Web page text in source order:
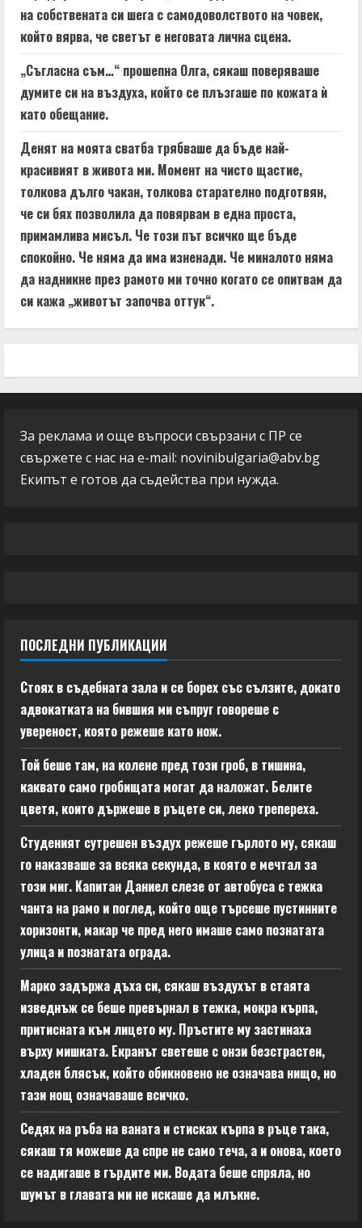
на собствената си шега с самодоволството на човек,
който вярва, че светът е неговата лична сцена.
„Съгласна съм…“ прошепна Олга, сякаш поверяваше
думите си на въздуха, който се плъзгаше по кожата ѝ
като обещание.
Денят на моята сватба трябваше да бъде най-
красивият в живота ми. Момент на чисто щастие,
толкова дълго чакан, толкова старателно подготвян,
че си бях позволила да повярвам в една проста,
примамлива мисъл. Че този път всичко ще бъде
спокойно. Че няма да има изненади. Че миналото няма
да надникне през рамото ми точно когато се опитвам да
си кажа „животът започва оттук“.
За реклама и още въпроси свързани с ПР се
свържете с нас на e-mail: novinibulgaria@abv.bg
Екипът е готов да съдейства при нужда.
ПОСЛЕДНИ ПУБЛИКАЦИИ
Стоях в съдебната зала и се борех със сълзите, докато
адвокатката на бившия ми съпруг говореше с
увереност, която режеше като нож.
Той беше там, на колене пред този гроб, в тишина,
каквато само гробищата могат да наложат. Белите
цветя, които държеше в ръцете си, леко трепереха.
Студеният сутрешен въздух режеше гърлото му, сякаш
го наказваше за всяка секунда, в която е мечтал за
този миг. Капитан Даниел слезе от автобуса с тежка
чанта на рамо и поглед, който още търсеше пустинните
хоризонти, макар че пред него имаше само познатата
улица и познатата ограда.
Марко задържа дъха си, сякаш въздухът в стаята
изведнъж се беше превърнал в тежка, мокра кърпа,
притисната към лицето му. Пръстите му застинаха
върху мишката. Екранът светеше с онзи безстрастен,
хладен блясък, който обикновено не означава нищо, но
тази нощ означаваше всичко.
Седях на ръба на ваната и стисках кърпа в ръце така,
сякаш тя можеше да спре не само теча, а и онова, което
се надигаше в гърдите ми. Водата беше спряла, но
шумът в главата ми не искаше да млъкне.